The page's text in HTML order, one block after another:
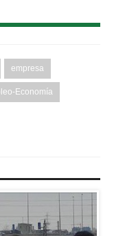
empresa
Economía